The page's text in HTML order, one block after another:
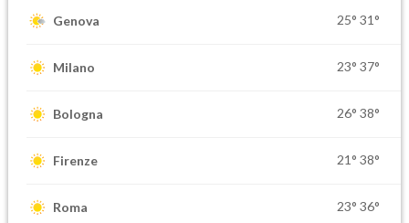
Genova 25° 31°
Milano 23° 37°
Bologna 26° 38°
Firenze 21° 38°
Roma 23° 36°